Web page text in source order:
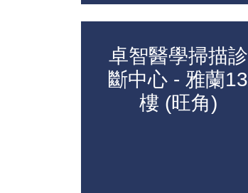
卓智醫學掃描診
斷中心 - 雅蘭13
樓 (旺角)